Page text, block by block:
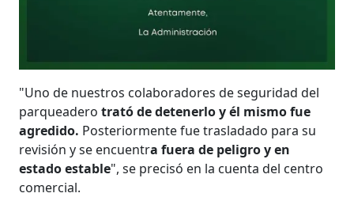
"Uno de nuestros colaboradores de seguridad del
parqueaderotrató de detenerlo y él mismo fue
agredido. Posteriormente fue trasladado para su
revisión y se encuentra fuera de peligro y en
estado estable", se precisó en la cuenta del centro
comercial.